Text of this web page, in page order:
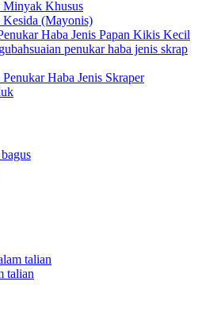
Minyak Khusus
Kesida (Mayonis)
Haba Jenis Papan Kikis Kecil
penukar haba jenis skrap
Haba Jenis Skraper
talian
talian